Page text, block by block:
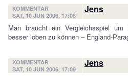
KOMMENTAR
SAT, 10 JUN 2006, 17:08
Jens
Man braucht ein Vergleichsspiel um
besser loben zu können – England-
KOMMENTAR
SAT, 10 JUN 2006, 17:09
Jens